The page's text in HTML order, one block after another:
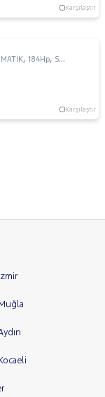
Karşılaştır
,184Hp, SUV
Karşılaştır